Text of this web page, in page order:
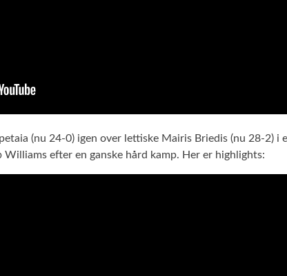
(nu 24-0) igen over lettiske Mairis Briedis (nu 28-
efter en ganske hård kamp. Her er highlights: